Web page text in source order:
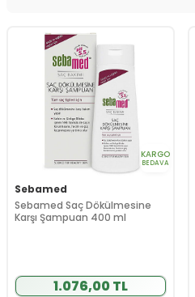
KARGO
BEDAVA
Sebamed
Sebamed Saç Dökülmesine
Karşı Şampuan 400 ml
1.076,00 TL